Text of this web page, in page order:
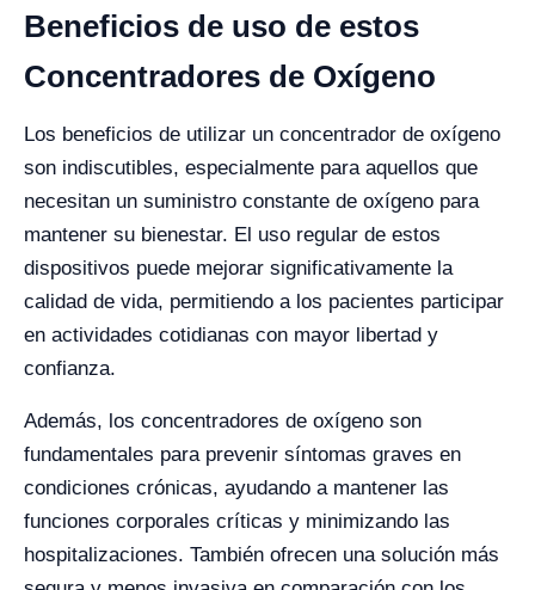
Beneficios de uso de estos
Concentradores de Oxígeno
Los beneficios de utilizar un concentrador de oxígeno
son indiscutibles, especialmente para aquellos que
necesitan un suministro constante de oxígeno para
mantener su bienestar. El uso regular de estos
dispositivos puede mejorar significativamente la
calidad de vida, permitiendo a los pacientes participar
en actividades cotidianas con mayor libertad y
confianza.
Además, los concentradores de oxígeno son
fundamentales para prevenir síntomas graves en
condiciones crónicas, ayudando a mantener las
funciones corporales críticas y minimizando las
hospitalizaciones. También ofrecen una solución más